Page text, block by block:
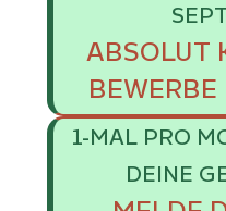
ABSOLUT
1-MAL PRO
DEINE